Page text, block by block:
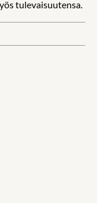
tulevaisuutensa.